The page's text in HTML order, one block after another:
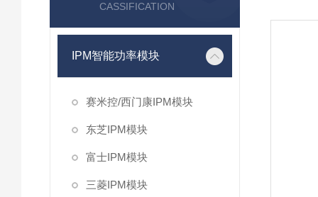
CASSIFICATION
IPM智能功率模块
赛米控/西门康IPM模块
东芝IPM模块
富士IPM模块
三菱IPM模块